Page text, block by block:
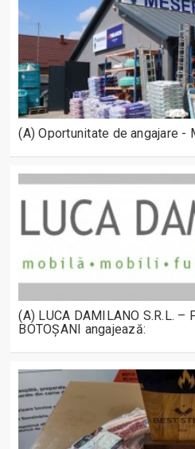
(A) Oportunitate de angajare -
(A) LUCA DAMILANO S.R.L. –
BOTOȘANI angajează: